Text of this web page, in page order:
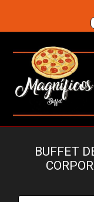
BUFFET